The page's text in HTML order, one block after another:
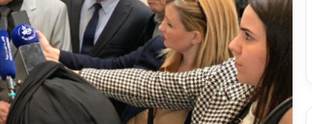
قرعة الدور التمهيدي لأبطال
وكأس الكونفدرالية يوم الخميس
الدين
لكحل2026-08-03
نادي وفاق سطيف
الدين لكحل